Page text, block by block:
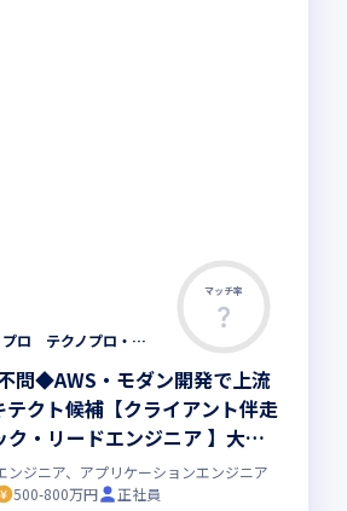
マッチ率
株式会社テクノプロ テクノプロ・エンジニアリング社
問◆AWS・モダン開発で上流
テクト候補【クライアント伴走
ク・リードエンジニア 】大手
ロジェクト多数／残業少・福
ンジニア、アプリケーションエンジニア
500-800万円
正社員